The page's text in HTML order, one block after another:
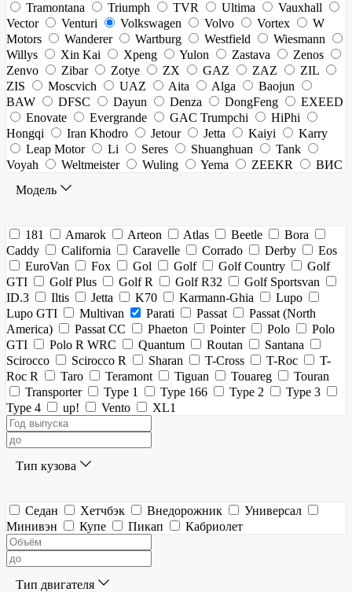
Tramontana
Triumph TVR Ultima
Vauxhall
Vector
Venturi Volkswagen Volvo Vortex
W
Motors
Wanderer Wartburg Westfield
Wiesmann
Willys
Xin Kai Xpeng Yulon Zastava
Zenos
Zenvo
Zibar Zotye ZX GAZ ZAZ
ZIL
ZIS
Moscvich UAZ Aita Alga
Baojun
BAW
DFSC Dayun Denza DongFeng
EXEED
Enovate
Evergrande GAC Trumpchi
HiPhi
Hongqi
Iran Khodro Jetour Jetta Kaiyi
Karry
Leap Motor
Li Seres Shuanghuan
Tank
Voyah
Weltmeister Wuling Yema ZEEKR
ВИС
Модель
181 Amarok Arteon Atlas Beetle
Bora
Caddy
California Caravelle Corrado Derby
Eos
EuroVan
Fox Gol Golf Golf Country
Golf
GTI
Golf Plus Golf R Golf R32
Golf Sportsvan
ID.3
Iltis Jetta K70 Karmann-Ghia
Lupo
Lupo GTI
Multivan Parati Passat
Passat (North
America)
Passat CC Phaeton Pointer Polo
Polo
GTI
Polo R WRC Quantum Routan
Santana
Scirocco
Scirocco R Sharan T-Cross T-Roc
T-
Roc R
Taro Teramont Tiguan Touareg
Touran
Transporter
Type 1 Type 166 Type 2
Type 3
Type 4
up! Vento XL1
Тип кузова
Седан Хетчбэк Внедорожник
Универсал
Минивэн
Купе Пикап Кабриолет
Тип двигателя